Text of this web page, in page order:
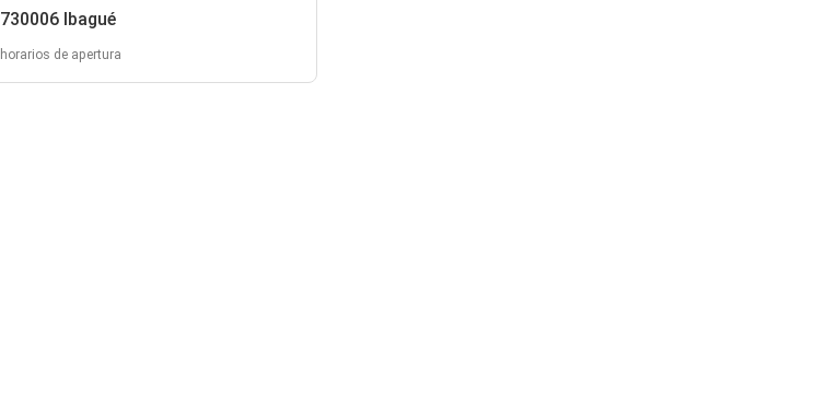
730006 Ibagué
horarios de apertura